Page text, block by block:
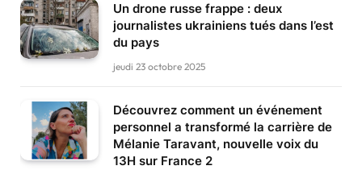
Un drone russe frappe : deux
journalistes ukrainiens tués dans l’est
du pays
jeudi 23 octobre 2025
Découvrez comment un événement
personnel a transformé la carrière de
Mélanie Taravant, nouvelle voix du
13H sur France 2